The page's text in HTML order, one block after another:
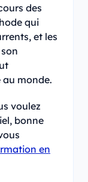
des
qui
et les
monde.
voulez
bonne
en